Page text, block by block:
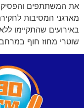
את המשתתפים והפסיקו
מארגני המסיבות
באירועים שהתקיימו
שוטרי מחוז חוף